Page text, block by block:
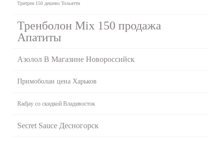
Тритрен 150 дешево Тольятти
Тренболон Mix 150 продажа
Апатиты
Азолол В Магазине Новороссийск
Примоболан цена Харьков
Radjay со скидкой Владивосток
Secret Sauce Десногорск